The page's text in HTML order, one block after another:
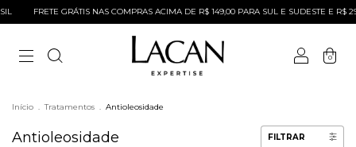
FRETE GRÁTIS NAS COMPRAS ACIMA DE R$ 149,00 PARA SUL E SUDESTE E R$
0
Início . Tratamentos . Antioleosidade
Antioleosidade FILTRAR